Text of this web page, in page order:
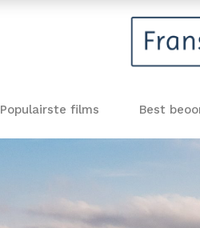
Populairste films Best